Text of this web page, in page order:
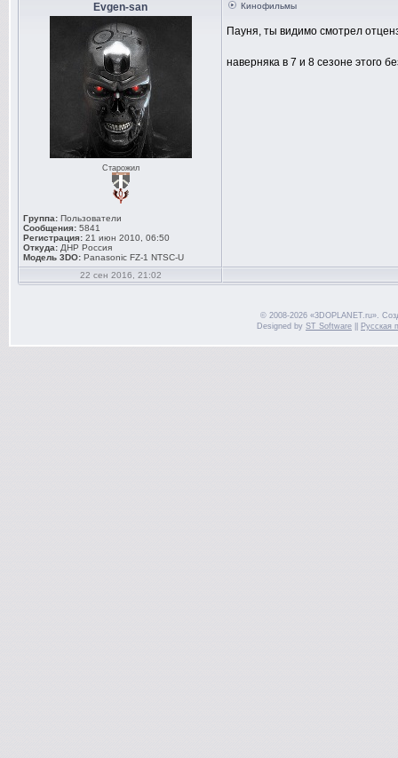
Evgen-san
Старожил
Группа: Пользователи
Сообщения: 5841
Регистрация: 21 июн 2010, 06:50
Откуда: ДНР Россия
Модель 3DO: Panasonic FZ-1 NTSC-U
Кинофильмы
Пауня, ты видимо смотрел
наверняка в 7 и 8 сезоне этого
22 сен 2016, 21:02
© 2008-2026 «3DOPLANET.ru».
Designed by ST Software Русская